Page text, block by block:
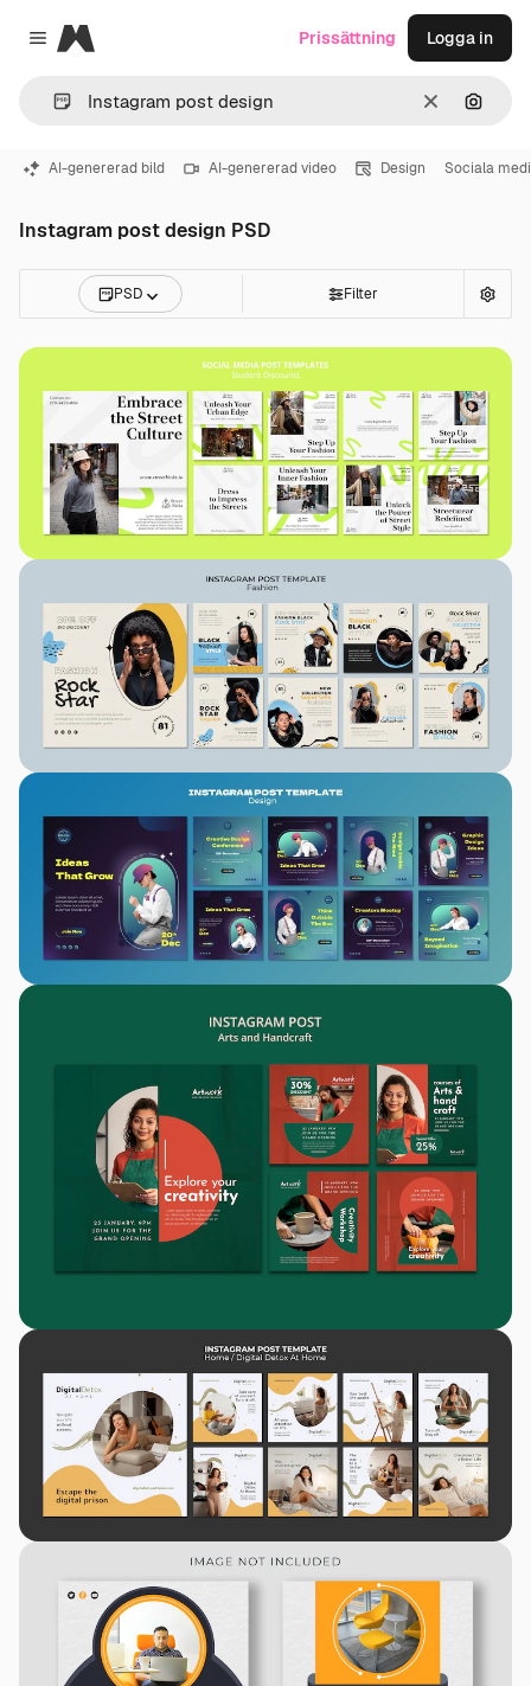
Close menu
Magnific
RensaSök
Prissättning Logga in
AI-genererad bild AI-genererad video Design Sociala
Instagram post design PSD
PSD Filter